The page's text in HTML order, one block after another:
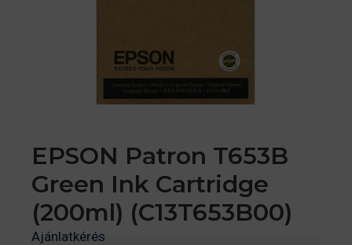
EPSON Patron T653B
Green Ink Cartridge
(200ml) (C13T653B00)
Ajánlatkérés